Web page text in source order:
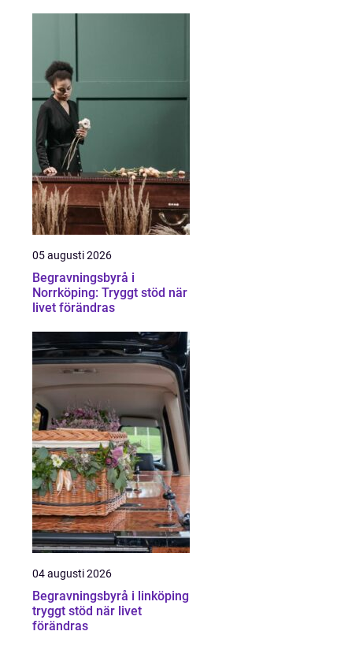
05 augusti 2026
Begravningsbyrå i
Norrköping: Tryggt stöd när
livet förändras
04 augusti 2026
Begravningsbyrå i linköping
tryggt stöd när livet
förändras